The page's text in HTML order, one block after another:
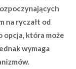
na ryczałt od
która może
wymaga